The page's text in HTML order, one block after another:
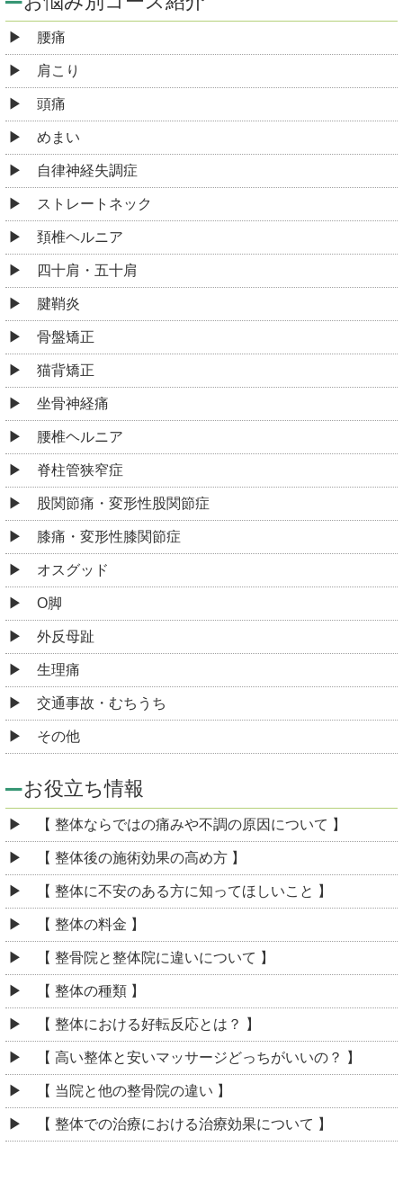
腰痛
肩こり
頭痛
めまい
自律神経失調症
ストレートネック
頚椎ヘルニア
四十肩・五十肩
腱鞘炎
骨盤矯正
猫背矯正
坐骨神経痛
腰椎ヘルニア
脊柱管狭窄症
股関節痛・変形性股関節症
膝痛・変形性膝関節症
オスグッド
O脚
外反母趾
生理痛
交通事故・むちうち
その他
お役立ち情報
【 整体ならではの痛みや不調の原因について 】
【 整体後の施術効果の高め方 】
【 整体に不安のある方に知ってほしいこと 】
【 整体の料金 】
【 整骨院と整体院に違いについて 】
【 整体の種類 】
【 整体における好転反応とは？ 】
【 高い整体と安いマッサージどっちがいいの？ 】
【 当院と他の整骨院の違い 】
【 整体での治療における治療効果について 】